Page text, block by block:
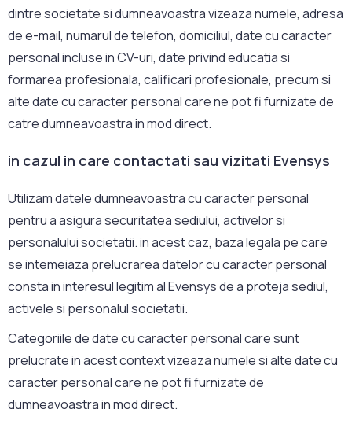
dintre societate si dumneavoastra vizeaza numele, adresa
de e-mail, numarul de telefon, domiciliul, date cu caracter
personal incluse in CV-uri, date privind educatia si
formarea profesionala, calificari profesionale, precum si
alte date cu caracter personal care ne pot fi furnizate de
catre dumneavoastra in mod direct.
in cazul in care contactati sau vizitati Evensys
Utilizam datele dumneavoastra cu caracter personal
pentru a asigura securitatea sediului, activelor si
personalului societatii. in acest caz, baza legala pe care
se intemeiaza prelucrarea datelor cu caracter personal
consta in interesul legitim al Evensys de a proteja sediul,
activele si personalul societatii.
Categoriile de date cu caracter personal care sunt
prelucrate in acest context vizeaza numele si alte date cu
caracter personal care ne pot fi furnizate de
dumneavoastra in mod direct.